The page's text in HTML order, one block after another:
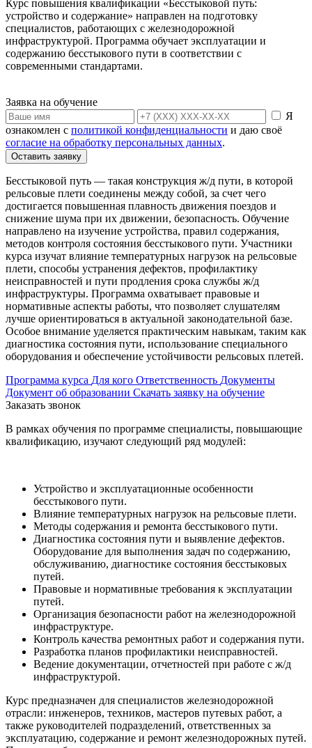
Курс повышения квалификации «Бесстыковой путь:
устройство и содержание» направлен на подготовку
специалистов, работающих с железнодорожной
инфраструктурой. Программа обучает эксплуатации и
содержанию бесстыкового пути в соответствии с
современными стандартами.
Заявка на обучение
Я
ознакомлен с политикой конфиденциальности и даю своё
согласие на обработку персональных данных.
Оставить заявку
Бесстыковой путь — такая конструкция ж/д пути, в которой
рельсовые плети соединены между собой, за счет чего
достигается повышенная плавность движения поездов и
снижение шума при их движении, безопасность. Обучение
направлено на изучение устройства, правил содержания,
методов контроля состояния бесстыкового пути. Участники
курса изучат влияние температурных нагрузок на рельсовые
плети, способы устранения дефектов, профилактику
неисправностей и пути продления срока службы ж/д
инфраструктуры. Программа охватывает правовые и
нормативные аспекты работы, что позволяет слушателям
лучше ориентироваться в актуальной законодательной базе.
Особое внимание уделяется практическим навыкам, таким как
диагностика состояния пути, использование специального
оборудования и обеспечение устойчивости рельсовых плетей.
Программа курса Для кого Ответственность Документы
Документ об образовании Скачать заявку на обучение
Заказать звонок
В рамках обучения по программе специалисты, повышающие
квалификацию, изучают следующий ряд модулей:
Устройство и эксплуатационные особенности
бесстыкового пути.
Влияние температурных нагрузок на рельсовые плети.
Методы содержания и ремонта бесстыкового пути.
Диагностика состояния пути и выявление дефектов.
Оборудование для выполнения задач по содержанию,
обслуживанию, диагностике состояния бесстыковых
путей.
Правовые и нормативные требования к эксплуатации
путей.
Организация безопасности работ на железнодорожной
инфраструктуре.
Контроль качества ремонтных работ и содержания пути.
Разработка планов профилактики неисправностей.
Ведение документации, отчетностей при работе с ж/д
инфраструктурой.
Курс предназначен для специалистов железнодорожной
отрасли: инженеров, техников, мастеров путевых работ, а
также руководителей подразделений, ответственных за
эксплуатацию, содержание и ремонт железнодорожных путей.